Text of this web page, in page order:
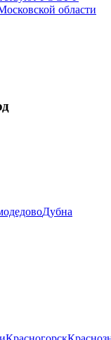
области
Дубна